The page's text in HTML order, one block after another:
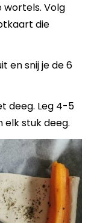
wortels. Volg
die
en snij je de 6
deeg. Leg 4-5
stuk deeg.